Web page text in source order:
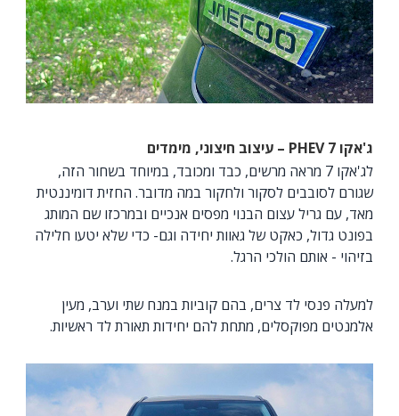
ג'אקו 7 PHEV – עיצוב חיצוני, מימדים
לג'אקו 7 מראה מרשים, כבד ומכובד, במיוחד בשחור הזה,
שגורם לסובבים לסקור ולחקור במה מדובר. החזית דומיננטית
מאד, עם גריל עצום הבנוי מפסים אנכיים ובמרכזו שם המותג
בפונט גדול, כאקט של גאוות יחידה וגם- כדי שלא יטעו חלילה
בזיהוי - אותם הולכי הרגל.
למעלה פנסי לד צרים, בהם קוביות במנח שתי וערב, מעין
אלמנטים מפוקסלים, מתחת להם יחידות תאורת לד ראשיות.